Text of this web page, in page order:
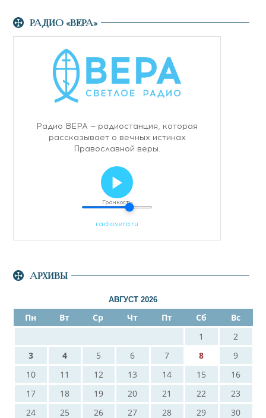
РАДИО «ВЕРА»
АРХИВЫ
АВГУСТ 2026
Пн Вт Ср Чт Пт Сб
Вс
1
2
3
4 5 6 7 8
9
10
11 12 13 14 15
16
17
18 19 20 21 22
23
24
25 26 27 28 29 30